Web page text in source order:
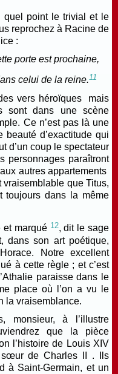
quel point le trivial et le
reprochez à Racine de
:
porte est prochaine,
celui de la reine. 11
vers héroïques mais
sont dans une scène
Ce n’est pas là une
beauté d’exactitude qui
d’un coup le spectateur
personnages paraîtront
autres appartements
que Titus,
toujours dans la même
et marqué 12,dit le sage
dans son art poétique,
Notre excellent
à cette règle ; et c’est
paraisse dans le
place où l’on a vu le
la vraisemblance.
monsieur, à l’illustre
que la pièce
l’histoire de Louis XIV
sœur de Charles II . Ils
à Saint-Germain, et un